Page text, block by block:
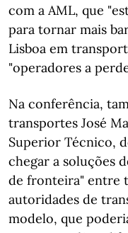
com a AML, que
para tornar mais
Lisboa em
"operadores a
Na conferência,
transportes José
Superior Técnico,
chegar a soluções
de fronteira" entre
autoridades de
modelo, que